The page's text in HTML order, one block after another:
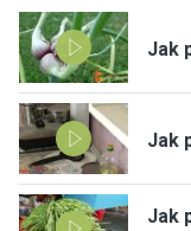
Jak
Jak
Jak